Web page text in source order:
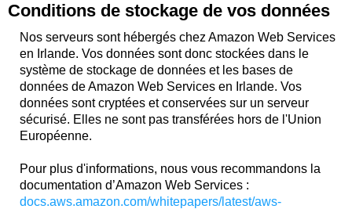
Conditions de stockage de vos données
Nos serveurs sont hébergés chez Amazon Web Services
en Irlande. Vos données sont donc stockées dans le
système de stockage de données et les bases de
données de Amazon Web Services en Irlande. Vos
données sont cryptées et conservées sur un serveur
sécurisé. Elles ne sont pas transférées hors de l'Union
Européenne.
Pour plus d'informations, nous vous recommandons la
documentation d’Amazon Web Services :
docs.aws.amazon.com/whitepapers/latest/aws-